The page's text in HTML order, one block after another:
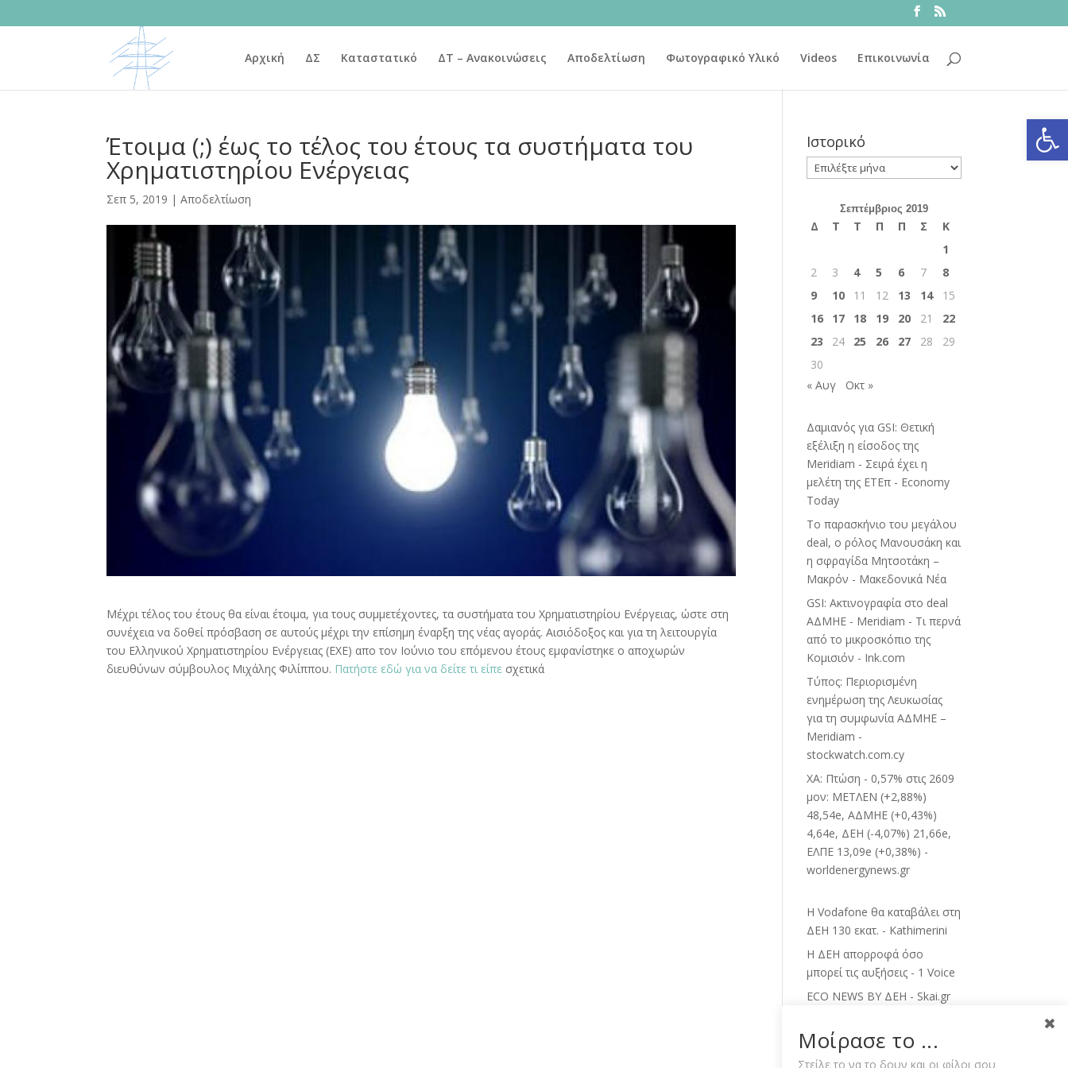
Αρχική ΔΣ Καταστατικό ΔΤ – Ανακοινώσεις Αποδελτίωση Φωτογραφικό Υλικό Videos Επικοινωνία
Έτοιμα (;) έως το τέλος του έτους τα συστήματα του
Χρηματιστηρίου Ενέργειας
Σεπ 5, 2019 |Αποδελτίωση
Μέχρι τέλος του έτους θα είναι έτοιμα, για τους συμμετέχοντες, τα συστήματα του Χρηματιστηρίου Ενέργειας, ώστε στη
συνέχεια να δοθεί πρόσβαση σε αυτούς μέχρι την επίσημη έναρξη της νέας αγοράς. Αισιόδοξος και για τη λειτουργία
του Ελληνικού Χρηματιστηρίου Ενέργειας (ΕΧΕ) απο τον Ιούνιο του επόμενου έτους εμφανίστηκε ο αποχωρών
διευθύνων σύμβουλος Μιχάλης Φιλίππου. Πατήστε εδώ για να δείτε τι είπε σχετικά
Ιστορικό
Ιστορικό
Σεπτέμβριος 2019
Δ Τ Τ Π Π Σ
Κ
1
2
3 4 5 6 7
8
9
10 11 12 13 14
15
16
17 18 19 20 21
22
23
24 25 26 27 28
29
30
« Αυγ
Οκτ »
Δαμιανός για GSI: Θετική
εξέλιξη η είσοδος της
Meridiam - Σειρά έχει η
μελέτη της ΕΤΕπ - Economy
Today
Το παρασκήνιο του μεγάλου
deal, ο ρόλος Μανουσάκη και
η σφραγίδα Μητσοτάκη –
Μακρόν - Μακεδονικά Νέα
GSI: Ακτινογραφία στο deal
ΑΔΜΗΕ - Meridiam - Τι περνά
από το μικροσκόπιο της
Κομισιόν - Ink.com
Τύπος: Περιορισμένη
ενημέρωση της Λευκωσίας
για τη συμφωνία ΑΔΜΗΕ –
Meridiam -
stockwatch.com.cy
ΧΑ: Πτώση - 0,57% στις 2609
μον: ΜΕΤΛΕΝ (+2,88%)
48,54e, ΑΔΜΗΕ (+0,43%)
4,64e, ΔΕΗ (-4,07%) 21,66e,
ΕΛΠΕ 13,09e (+0,38%) -
worldenergynews.gr
Η Vodafone θα καταβάλει στη
ΔΕΗ 130 εκατ. - Kathimerini
Η ΔΕΗ απορροφά όσο
μπορεί τις αυξήσεις - 1 Voice
ECO NEWS BY ΔΕΗ - Skai.gr
και τα... fingers crossed-
Τσίπρας: Οι ανεξάρτητοι και
Μοίρασε το ...
Στείλε το να το δουν και οι φίλοι σου